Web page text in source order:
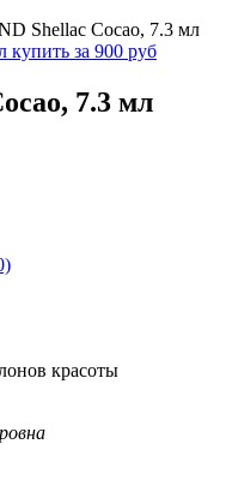
Shellac Cocao, 7.3 мл
7.3 мл
красоты